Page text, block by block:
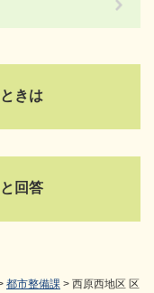
都市整備課 > 西原西地区 区
きは
回答